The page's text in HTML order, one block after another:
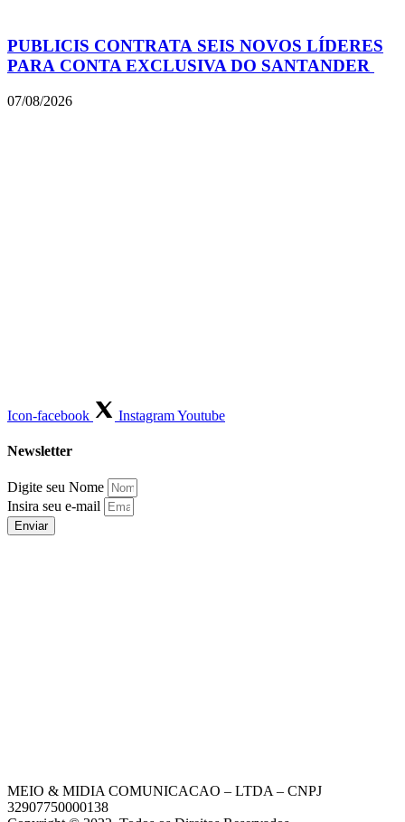
PUBLICIS CONTRATA SEIS NOVOS LÍDERES
PARA CONTA EXCLUSIVA DO SANTANDER
07/08/2026
Icon-facebook InstagramYoutube
Newsletter
Digite seu Nome
Insira seu e-mail
Enviar
MEIO & MIDIA COMUNICACAO – LTDA – CNPJ
32907750000138